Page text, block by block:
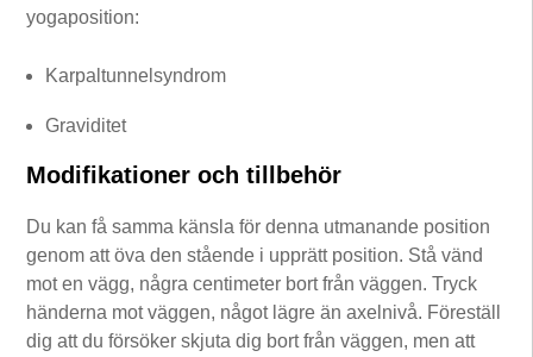
yogaposition:
Karpaltunnelsyndrom
Graviditet
Modifikationer och tillbehör
Du kan få samma känsla för denna utmanande position
genom att öva den stående i upprätt position. Stå vänd
mot en vägg, några centimeter bort från väggen. Tryck
händerna mot väggen, något lägre än axelnivå. Föreställ
dig att du försöker skjuta dig bort från väggen, men att